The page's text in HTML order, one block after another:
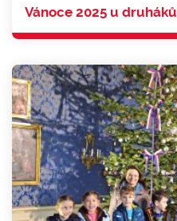
Vánoce 2025 u druháků